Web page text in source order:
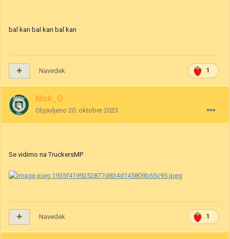
bal kan bal kan bal kan
1
Navedek
Nick_O
Objavljeno 20. oktober 2023
Se vidimo na TruckersMP
1
Navedek